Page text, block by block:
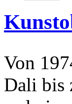
Von
Dali bis